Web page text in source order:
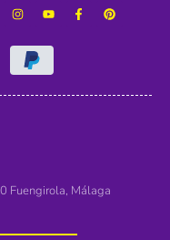
Fuengirola, Málaga